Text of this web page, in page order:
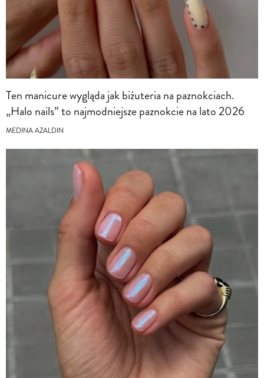
Ten manicure wygląda jak biżuteria na paznokciach.
„Halo nails” to najmodniejsze paznokcie na lato 2026
MEDINA AZALDIN